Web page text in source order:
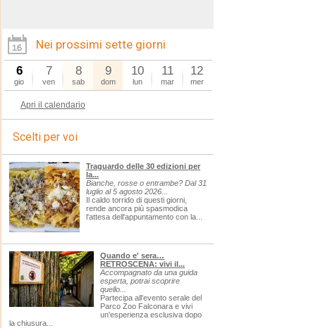
Nei prossimi sette giorni
6
gio
7
ven
8
sab
9
dom
10
lun
11
mar
12
mer
Apri il calendario
Scelti per voi
Traguardo delle 30 edizioni per
la...
Bianche, rosse o entrambe? Dal 31
luglio al 5 agosto 2026...
Il caldo torrido di questi giorni,
rende ancora più spasmodica
l'attesa dell'appuntamento con la...
Quando e' sera…
RETROSCENA: vivi il...
Accompagnato da una guida
esperta, potrai scoprire
quello...
Partecipa all'evento serale del
Parco Zoo Falconara e vivi
un'esperienza esclusiva dopo
la chiusura...